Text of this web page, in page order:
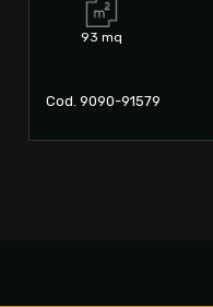
93 mq
Cod. 9090-91579